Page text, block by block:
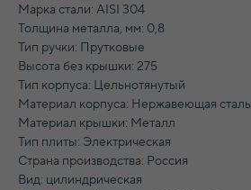
Марка стали: AISI 304
Толщина металла, мм: 0,8
Тип ручки: Прутковые
Высота без крышки: 275
Тип корпуса: Цельнотянутый
Материал корпуса: Нержавеющая сталь
Материал крышки: Металл
Тип плиты: Электрическая
Страна производства: Россия
Вид: цилиндрическая